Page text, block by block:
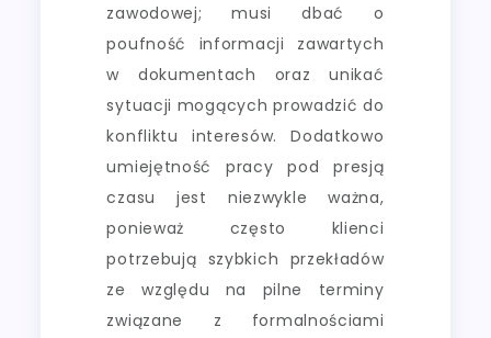
zawodowej; musi dbać o
poufność informacji zawartych
w dokumentach oraz unikać
sytuacji mogących prowadzić do
konfliktu interesów. Dodatkowo
umiejętność pracy pod presją
czasu jest niezwykle ważna,
ponieważ często klienci
potrzebują szybkich przekładów
ze względu na pilne terminy
związane z formalnościami